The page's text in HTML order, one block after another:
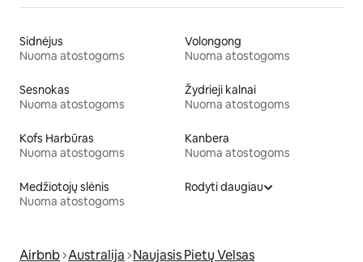
Sidnėjus
Nuoma atostogoms
Volongong
Nuoma atostogoms
Sesnokas
Nuoma atostogoms
Žydrieji kalnai
Nuoma atostogoms
Kofs Harbūras
Nuoma atostogoms
Kanbera
Nuoma atostogoms
Medžiotojų slėnis
Nuoma atostogoms
Rodyti daugiau
Airbnb Australija Naujasis Pietų Velsas